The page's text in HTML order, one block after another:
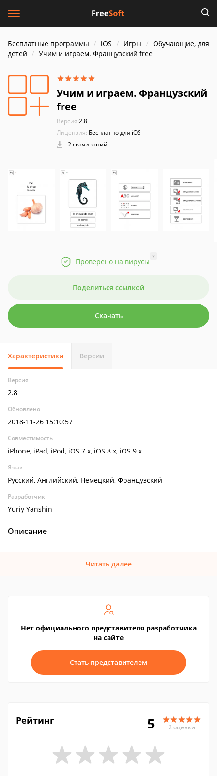
Бесплатные программы iOS Игры
Обучающие, для
детей
Учим и играем. Французский free
Учим и играем. Французский
free
Версия:2.8
Лицензия: Бесплатно для iOS
2 скачиваний
Проверено на вирусы
?
Поделиться ссылкой
Скачать
Характеристики Версии
Версия
2.8
Обновлено
2018-11-26 15:10:57
Совместимость
iPhone, iPad, iPod, iOS 7.x, iOS 8.x, iOS 9.x
Язык
Русский, Английский, Немецкий, Французский
Разработчик
Yuriy Yanshin
Описание
Читать далее
Нет официального представителя разработчика
на сайте
Стать представителем
Рейтинг 5 2 оценки